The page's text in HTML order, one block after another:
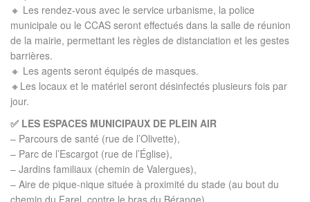
🔸 Les rendez-vous avec le service urbanisme, la police
municipale ou le CCAS seront effectués dans la salle de réunion
de la mairie, permettant les règles de distanciation et les gestes
barrières.
🔸 Les agents seront équipés de masques.
🔸Les locaux et le matériel seront désinfectés plusieurs fois par
jour.
✅ LES ESPACES MUNICIPAUX DE PLEIN AIR
– Parcours de santé (rue de l’Olivette),
– Parc de l’Escargot (rue de l’Église),
– Jardins familiaux (chemin de Valergues),
– Aire de pique-nique située à proximité du stade (au bout du
chemin du Farel, contre le bras du Bérange),